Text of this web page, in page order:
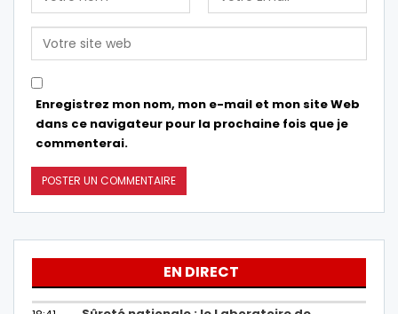
Enregistrez mon nom, mon e-mail et mon site Web
dans ce navigateur pour la prochaine fois que je
commenterai.
EN DIRECT